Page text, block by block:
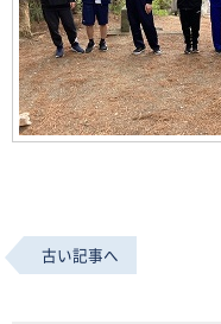
古い記事へ